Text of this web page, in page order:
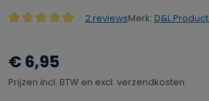
2 reviewsMerk: D&L
€ 6,95
Prijzen incl. BTW en excl. verzendkosten